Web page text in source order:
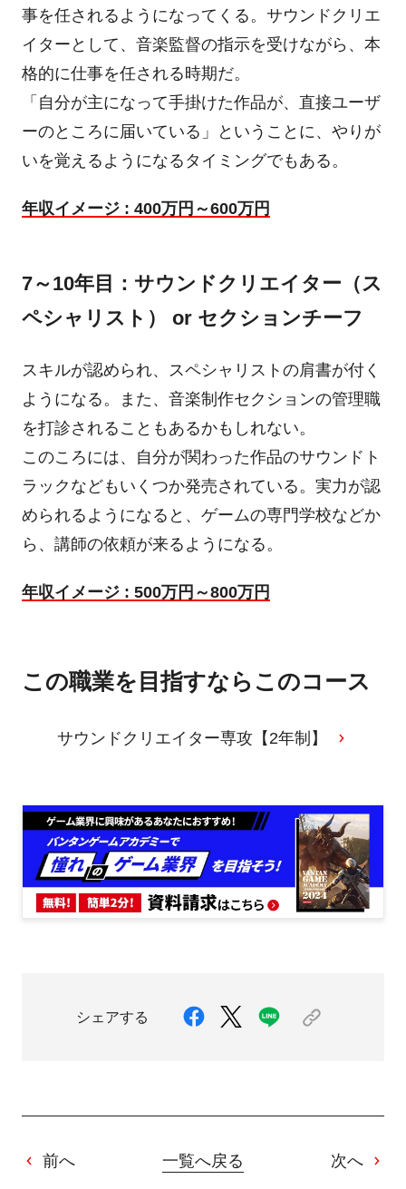
事を任されるようになってくる。サウンドクリエ
イターとして、音楽監督の指示を受けながら、本
格的に仕事を任される時期だ。
「自分が主になって手掛けた作品が、直接ユーザ
ーのところに届いている」ということに、やりが
いを覚えるようになるタイミングでもある。
年収イメージ : 400万円～600万円
7～10年目：サウンドクリエイター（ス
ペシャリスト） or セクションチーフ
スキルが認められ、スペシャリストの肩書が付く
ようになる。また、音楽制作セクションの管理職
を打診されることもあるかもしれない。
このころには、自分が関わった作品のサウンドト
ラックなどもいくつか発売されている。実力が認
められるようになると、ゲームの専門学校などか
ら、講師の依頼が来るようになる。
年収イメージ : 500万円～800万円
この職業を目指すならこのコース
サウンドクリエイター専攻【2年制】
シェアする
前へ 一覧へ戻る 次へ